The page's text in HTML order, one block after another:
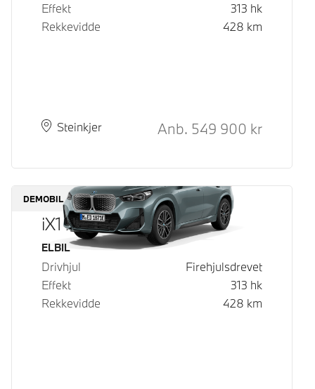
Effekt
313 hk
Rekkevidde
428 km
PlassSteinkjer
Leveringstid Kontantpris
Anb. 549 900 kr
DEMOBIL
iX1 xDrive30
Drivstoff
ELBIL
Drivhjul
Firehjulsdrevet
Effekt
313 hk
Rekkevidde
428 km